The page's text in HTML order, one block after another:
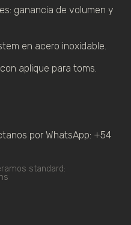
ganancia de volumen y
en acero inoxidable.
aplique para toms.
por WhatsApp: +54
standard: